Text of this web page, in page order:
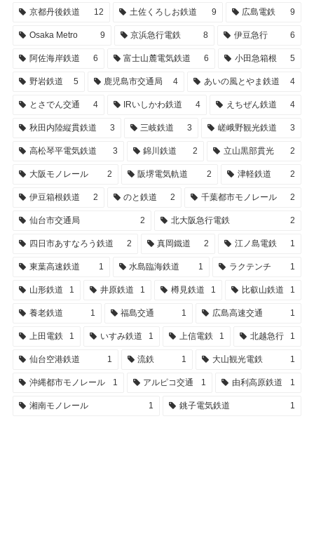
京都丹後鉄道 12 土佐くろしお鉄道 9 広島電鉄 9
Osaka Metro 9 京浜急行電鉄 8 伊豆急行 6
阿佐海岸鉄道 6 富士山麓電気鉄道 6 小田急箱根 5
野岩鉄道 5 鹿児島市交通局 4 あいの風とやま鉄道 4
とさでん交通 4 IRいしかわ鉄道 4 えちぜん鉄道 4
秋田内陸縦貫鉄道 3 三岐鉄道 3 嵯峨野観光鉄道 3
高松琴平電気鉄道 3 錦川鉄道 2 立山黒部貫光 2
大阪モノレール 2 阪堺電気軌道 2 津軽鉄道 2
伊豆箱根鉄道 2 のと鉄道 2 千葉都市モノレール 2
仙台市交通局 2 北大阪急行電鉄 2
四日市あすなろう鉄道 2 真岡鐵道 2 江ノ島電鉄 1
東葉高速鉄道 1 水島臨海鉄道 1 ラクテンチ 1
山形鉄道 1 井原鉄道 1 樽見鉄道 1 比叡山鉄道 1
養老鉄道 1 福島交通 1 広島高速交通 1
上田電鉄 1 いすみ鉄道 1 上信電鉄 1 北越急行 1
仙台空港鉄道 1 流鉄 1 大山観光電鉄 1
沖縄都市モノレール 1 アルピコ交通 1 由利高原鉄道 1
湘南モノレール 1 銚子電気鉄道 1